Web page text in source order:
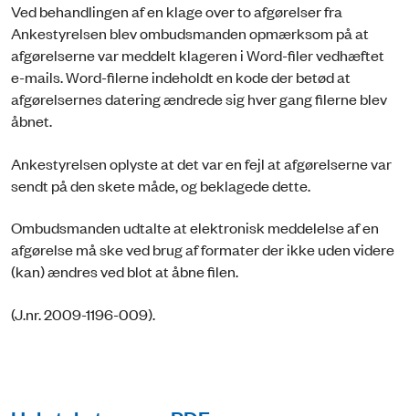
Ved behandlingen af en klage over to afgørelser fra
Ankestyrelsen blev ombudsmanden opmærksom på at
afgørelserne var meddelt klageren i Word-filer vedhæftet
e-mails. Word-filerne indeholdt en kode der betød at
afgørelsernes datering ændrede sig hver gang filerne blev
åbnet.
Ankestyrelsen oplyste at det var en fejl at afgørelserne var
sendt på den skete måde, og beklagede dette.
Ombudsmanden udtalte at elektronisk meddelelse af en
afgørelse må ske ved brug af formater der ikke uden videre
(kan) ændres ved blot at åbne filen.
(J.nr. 2009-1196-009).